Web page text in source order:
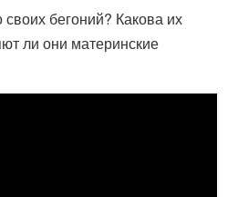
бегоний? Какова их
ли они материнские